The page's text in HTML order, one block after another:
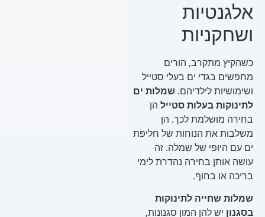
אלגנטיות
ושחקניות
כשהקיץ מתקרב, הורים
מחפשים בגדי ים בעלי סטייל
ושימושיות לילדיהם.שמלות ים
לתינוקות בעלות סטיילהן
בחירה מושלמת לכך. הן
משלבות את הנוחות של חליפת
ים עם היופי של שמלה. זה
עושה אותן בחירה נהדרת לימי
בריכה או בחוף.
שמלות שחייה לתינוקות
בסגנוןיש להן המון סגנונות,